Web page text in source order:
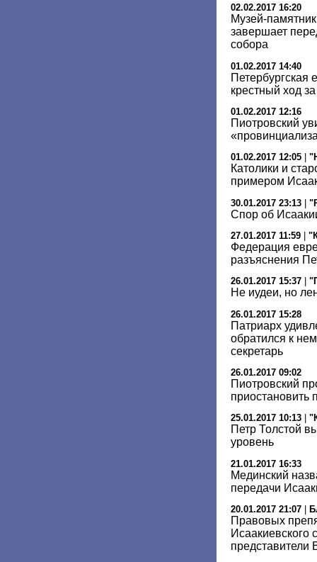
02.02.2017 16:20
Музей-
завершает
собора
01.02.2017 14:40
Петербургская
крестный ход
01.02.2017 12:16
Пиотровский
01.02.2017 12:05
Католики и
примером
30.01.2017 23:13 |
Спор об
27.01.2017 11:59
Федерация
разъяснения
26.01.2017 15:37
Не иудеи, но
26.01.2017 15:28
Патриарх
обратился к
секретарь
26.01.2017 09:02
Пиотровский
25.01.2017 10:13
Петр Толстой
уровень
21.01.2017 16:33
Мединский
передачи
20.01.2017 21:07
Правовых
Исаакиевского